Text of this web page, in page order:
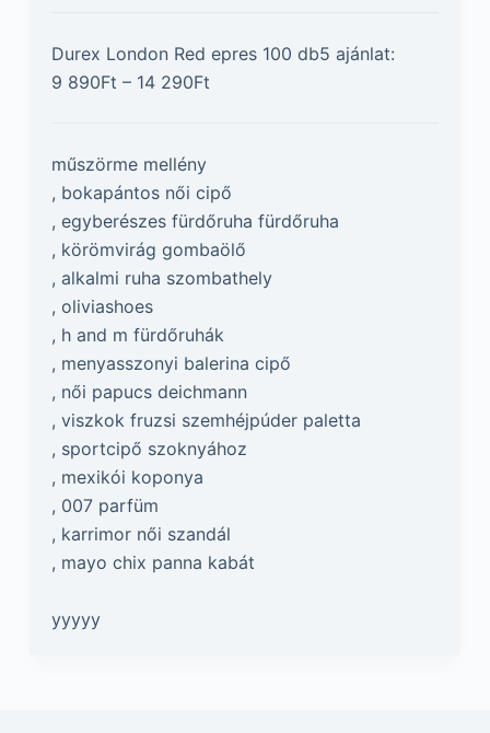
Durex London Red epres 100 db5 ajánlat:
9 890Ft – 14 290Ft
műszörme mellény
, bokapántos női cipő
, egyberészes fürdőruha fürdőruha
, körömvirág gombaölő
, alkalmi ruha szombathely
, oliviashoes
, h and m fürdőruhák
, menyasszonyi balerina cipő
, női papucs deichmann
, viszkok fruzsi szemhéjpúder paletta
, sportcipő szoknyához
, mexikói koponya
, 007 parfüm
, karrimor női szandál
, mayo chix panna kabát
yyyyy